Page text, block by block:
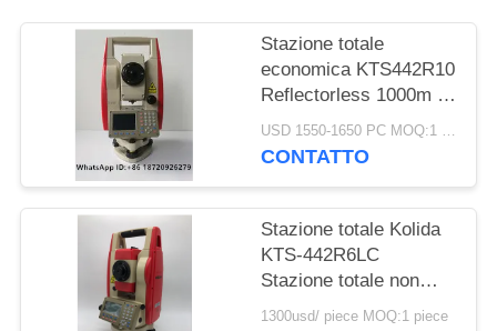
Stazione totale
economica KTS442R10
Reflectorless 1000m di
vendita dello strumento
di rilevamento
Kolida
USD 1550-1650 PC MOQ:1 pc
CONTATTO
Stazione totale Kolida
KTS-442R6LC
Stazione totale non
prismatica 600M
1300usd/ piece MOQ:1 piece